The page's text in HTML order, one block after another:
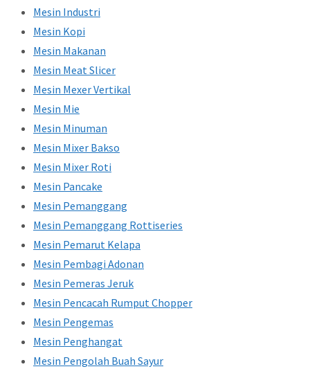
Mesin Industri
Mesin Kopi
Mesin Makanan
Mesin Meat Slicer
Mesin Mexer Vertikal
Mesin Mie
Mesin Minuman
Mesin Mixer Bakso
Mesin Mixer Roti
Mesin Pancake
Mesin Pemanggang
Mesin Pemanggang Rottiseries
Mesin Pemarut Kelapa
Mesin Pembagi Adonan
Mesin Pemeras Jeruk
Mesin Pencacah Rumput Chopper
Mesin Pengemas
Mesin Penghangat
Mesin Pengolah Buah Sayur